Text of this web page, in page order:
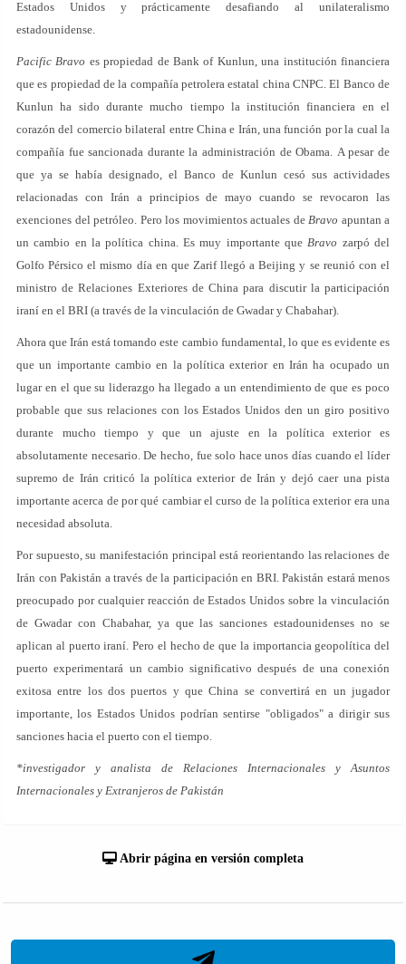
Estados Unidos y prácticamente desafiando al unilateralismo
estadounidense.
Pacific Bravo es propiedad de Bank of Kunlun, una institución financiera
que es propiedad de la compañía petrolera estatal china CNPC. El Banco de
Kunlun ha sido durante mucho tiempo la institución financiera en el
corazón del comercio bilateral entre China e Irán, una función por la cual la
compañía fue sancionada durante la administración de Obama. A pesar de
que ya se había designado, el Banco de Kunlun cesó sus actividades
relacionadas con Irán a principios de mayo cuando se revocaron las
exenciones del petróleo. Pero los movimientos actuales de Bravo apuntan a
un cambio en la política china. Es muy importante queBravo zarpó del
Golfo Pérsico el mismo día en que Zarif llegó a Beijing y se reunió con el
ministro de Relaciones Exteriores de China para discutir la participación
iraní en el BRI (a través de la vinculación de Gwadar y Chabahar).
Ahora que Irán está tomando este cambio fundamental, lo que es evidente es
que un importante cambio en la política exterior en Irán ha ocupado un
lugar en el que su liderazgo ha llegado a un entendimiento de que es poco
probable que sus relaciones con los Estados Unidos den un giro positivo
durante mucho tiempo y que un ajuste en la política exterior es
absolutamente necesario. De hecho, fue solo hace unos días cuando el líder
supremo de Irán criticó la política exterior de Irán y dejó caer una pista
importante acerca de por qué cambiar el curso de la política exterior era una
necesidad absoluta.
Por supuesto, su manifestación principal está reorientando las relaciones de
Irán con Pakistán a través de la participación en BRI. Pakistán estará menos
preocupado por cualquier reacción de Estados Unidos sobre la vinculación
de Gwadar con Chabahar, ya que las sanciones estadounidenses no se
aplican al puerto iraní. Pero el hecho de que la importancia geopolítica del
puerto experimentará un cambio significativo después de una conexión
exitosa entre los dos puertos y que China se convertirá en un jugador
importante, los Estados Unidos podrían sentirse "obligados" a dirigir sus
sanciones hacia el puerto con el tiempo.
*investigador y analista de Relaciones Internacionales y Asuntos
Internacionales y Extranjeros de Pakistán
Abrir página en versión completa